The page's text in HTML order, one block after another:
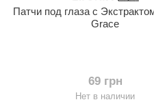
Патчи под глаза с
Grace
69 грн
Нет в наличии